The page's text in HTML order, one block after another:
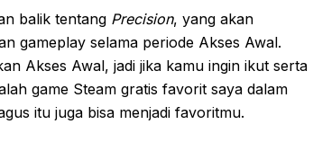
balik tentang Precision, yang akan
gameplay selama periode Akses Awal.
Akses Awal, jadi jika kamu ingin ikut serta
game Steam gratis favorit saya dalam
itu juga bisa menjadi favoritmu.